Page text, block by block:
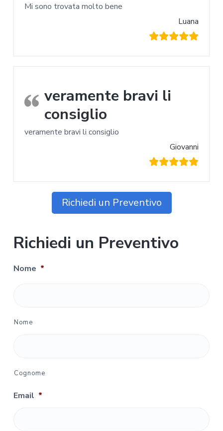
Mi sono trovata molto bene
Luana
veramente bravi li
consiglio
veramente bravi li consiglio
Giovanni
Richiedi un Preventivo
Richiedi un Preventivo
Nome *
Nome
Cognome
Email *